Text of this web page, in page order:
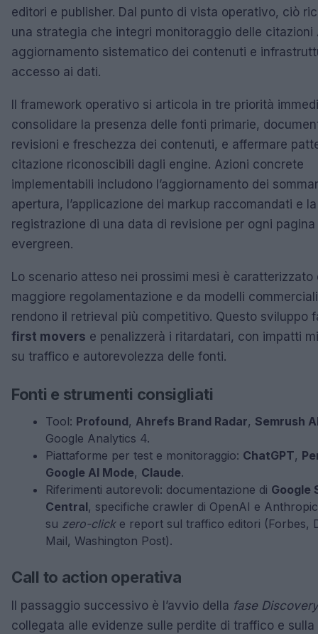
editori e publisher. Dal punto di vista operativo, ciò
una strategia che integri monitoraggio delle citazioni
aggiornamento sistematico dei contenuti e
accesso ai dati.
Il framework operativo si articola in tre priorità
consolidare la presenza delle fonti primarie,
revisioni e freschezza dei contenuti, e affermare
citazione riconoscibili dagli engine. Azioni concrete
implementabili includono l’aggiornamento dei
apertura, l’applicazione dei markup raccomandati e la
registrazione di una data di revisione per ogni pagina
evergreen.
Lo scenario atteso nei prossimi mesi è caratterizzato
maggiore regolamentazione e da modelli
rendono il retrieval più competitivo. Questo sviluppo
first movers e penalizzerà i ritardatari, con impatti
su traffico e autorevolezza delle fonti.
Fonti e strumenti consigliati
Tool: Profound, Ahrefs Brand Radar, Semrush
Google Analytics 4.
Piattaforme per test e monitoraggio: ChatGPT,
Google AI Mode, Claude.
Riferimenti autorevoli: documentazione di Google
Central, specifiche crawler di OpenAI e
su zero-clicke report sul traffico editori (Forbes,
Mail, Washington Post).
Call to action operativa
Il passaggio successivo è l’avvio della fase Discovery
collegata alle evidenze sulle perdite di traffico e sulla